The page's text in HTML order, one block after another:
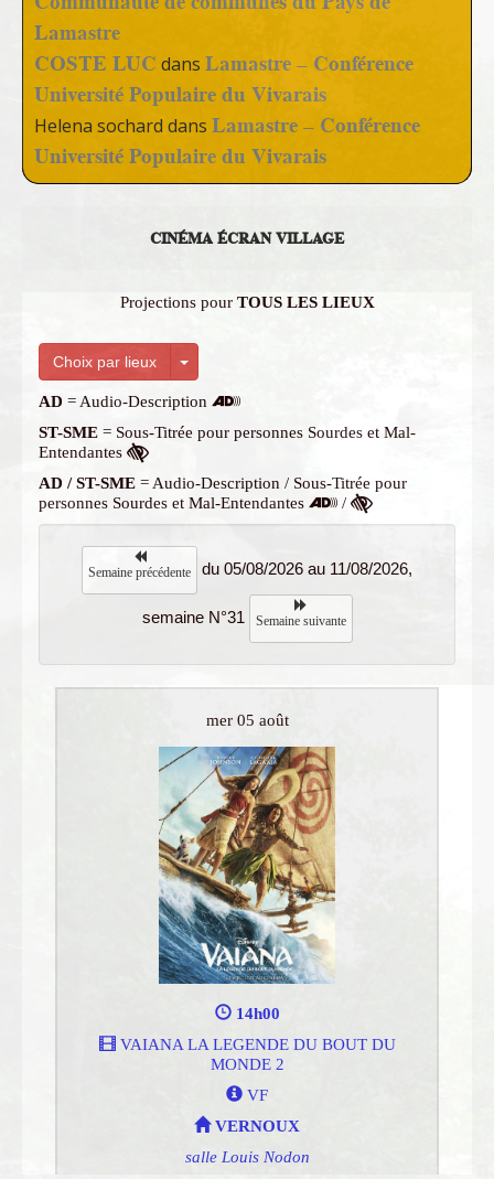
Lamastre
COSTE LUC dans Lamastre – Conférence
Université Populaire du Vivarais
Helena sochard dans Lamastre – Conférence
Université Populaire du Vivarais
CINÉMA ÉCRAN VILLAGE